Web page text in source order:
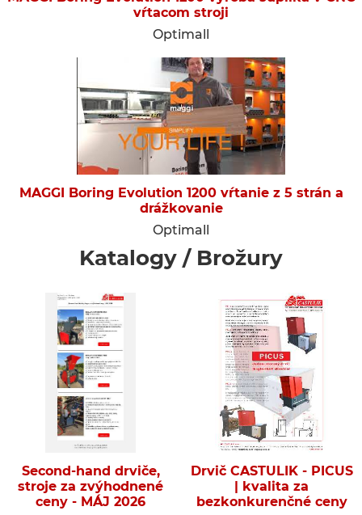
vŕtacom stroji
Optimall
MAGGI Boring Evolution 1200 vŕtanie z 5 strán a
drážkovanie
Optimall
Katalogy / Brožury
Second-hand drviče,
stroje za zvýhodnené
ceny - MÁJ 2026
Drvič CASTULIK - PICUS
| kvalita za
bezkonkurenčné ceny